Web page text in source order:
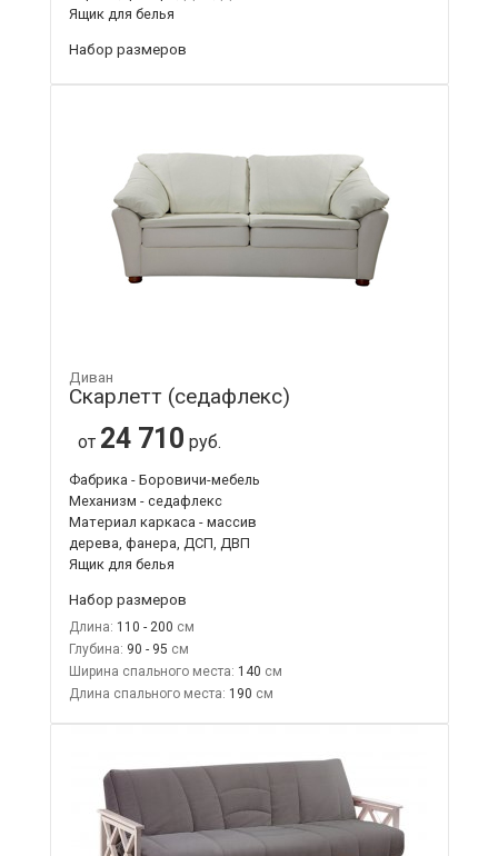
Ящик для белья
Набор размеров
Диван
Скарлетт (седафлекс)
от 24 710 руб.
Фабрика - Боровичи-мебель
Механизм - седафлекс
Материал каркаса - массив
дерева, фанера, ДСП, ДВП
Ящик для белья
Набор размеров
Длина: 110 - 200
Глубина: 90 - 95
Ширина спального места: 140
Длина спального места: 190